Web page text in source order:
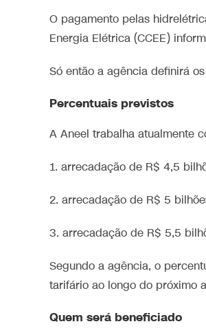
O pagamento pelas
Energia Elétrica (CCEE)
Só então a agência definirá
Percentuais previstos
A Aneel trabalha atualmente
1. arrecadação de R$ 4,5
2. arrecadação de R$ 5
3. arrecadação de R$ 5,5
Segundo a agência, o
tarifário ao longo do próximo
Quem será beneficiado